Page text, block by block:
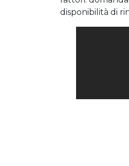
disponibilità di